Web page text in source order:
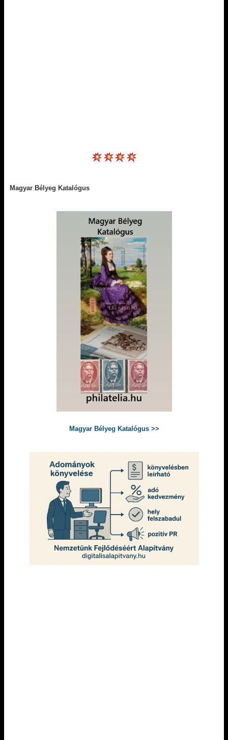
Magyar Bélyeg Katalógus
Magyar Bélyeg Katalógus >>